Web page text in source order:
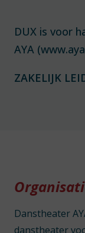
DUX is voor
AYA
ZAKELIJK
Danstheater
danstheater